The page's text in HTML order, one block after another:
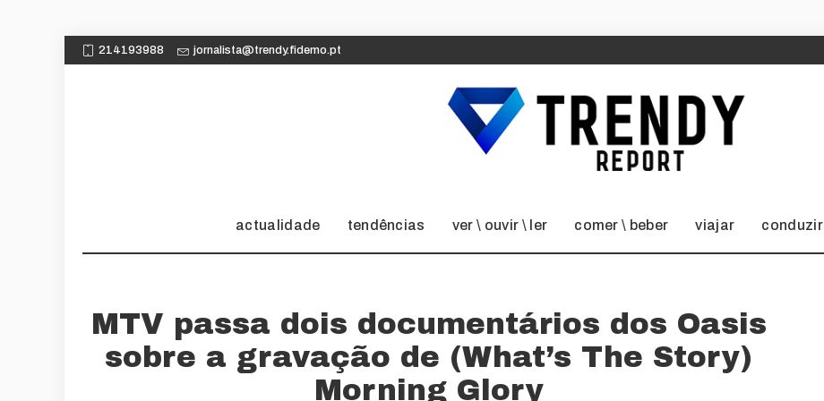
214193988 jornalista@trendy.fidemo.pt
actualidade tendências ver \ ouvir \ ler comer \ beber viajar conduzir
MTV passa dois documentários dos Oasis
sobre a gravação de (What’s The Story)
Morning Glory